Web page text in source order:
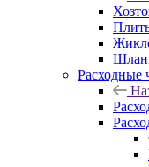
Расходные